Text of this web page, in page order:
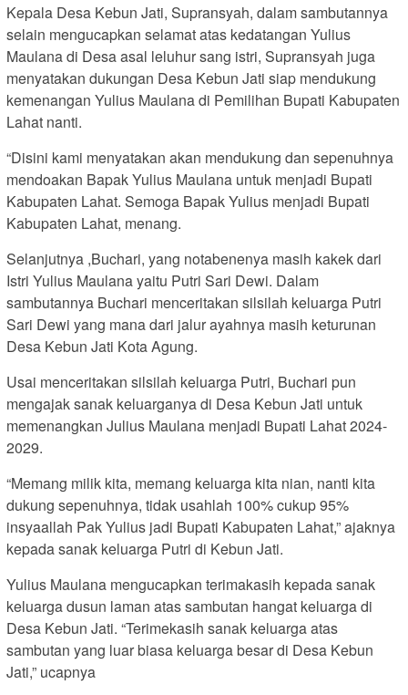
Kepala Desa Kebun Jati, Supransyah, dalam sambutannya
selain mengucapkan selamat atas kedatangan Yulius
Maulana di Desa asal leluhur sang istri, Supransyah juga
menyatakan dukungan Desa Kebun Jati siap mendukung
kemenangan Yulius Maulana di Pemilihan Bupati Kabupaten
Lahat nanti.
“Disini kami menyatakan akan mendukung dan sepenuhnya
mendoakan Bapak Yulius Maulana untuk menjadi Bupati
Kabupaten Lahat. Semoga Bapak Yulius menjadi Bupati
Kabupaten Lahat, menang.
Selanjutnya ,Buchari, yang notabenenya masih kakek dari
Istri Yulius Maulana yaitu Putri Sari Dewi. Dalam
sambutannya Buchari menceritakan silsilah keluarga Putri
Sari Dewi yang mana dari jalur ayahnya masih keturunan
Desa Kebun Jati Kota Agung.
Usai menceritakan silsilah keluarga Putri, Buchari pun
mengajak sanak keluarganya di Desa Kebun Jati untuk
memenangkan Julius Maulana menjadi Bupati Lahat 2024-
2029.
“Memang milik kita, memang keluarga kita nian, nanti kita
dukung sepenuhnya, tidak usahlah 100% cukup 95%
insyaallah Pak Yulius jadi Bupati Kabupaten Lahat,” ajaknya
kepada sanak keluarga Putri di Kebun Jati.
Yulius Maulana mengucapkan terimakasih kepada sanak
keluarga dusun laman atas sambutan hangat keluarga di
Desa Kebun Jati. “Terimekasih sanak keluarga atas
sambutan yang luar biasa keluarga besar di Desa Kebun
Jati,” ucapnya